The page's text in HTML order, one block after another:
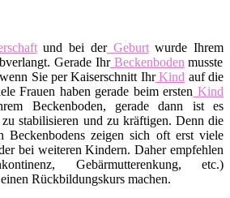
und bei derGeburtwurde Ihrem
Gerade IhrBeckenboden musste
Sie per Kaiserschnitt IhrKind auf die
Frauen haben gerade beim ersten Kind
Beckenboden, gerade dann ist es
stabilisieren und zu kräftigen. Denn die
Beckenbodens zeigen sich oft erst viele
bei weiteren Kindern. Daher empfehlen
Gebärmutterenkung, etc.)
Rückbildungskurs machen.